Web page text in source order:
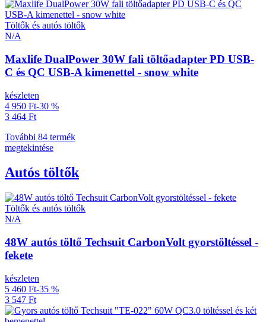
Töltők és autós töltők
N/A
Maxlife DualPower 30W fali töltőadapter PD USB-
C és QC USB-A kimenettel - snow white
készleten
4 950 Ft-30 %
3 464 Ft
További 84 termék
megtekintése
Autós töltők
Töltők és autós töltők
N/A
48W autós töltő Techsuit CarbonVolt gyorstöltéssel -
fekete
készleten
5 460 Ft-35 %
3 547 Ft